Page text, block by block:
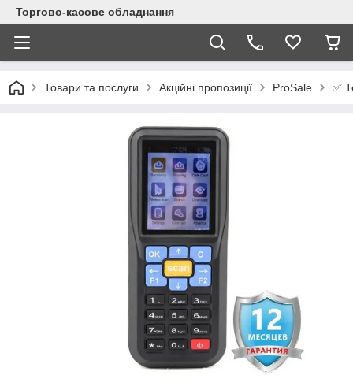
Торгово-касове обладнання
Товари та послуги Акційні пропозиції ProSale ✅